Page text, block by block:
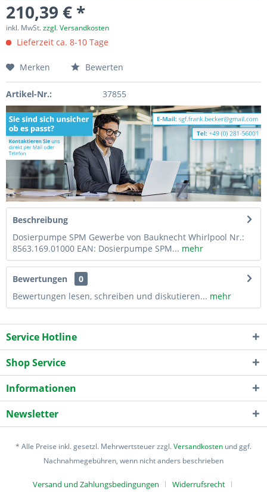
210,39 € *
inkl. MwSt.zzgl. Versandkosten
Lieferzeit ca. 8-10 Tage
Merken Bewerten
Artikel-Nr.: 37855
Beschreibung
Dosierpumpe SPM Gewerbe von Bauknecht Whirlpool Nr.:
8563.169.01000 EAN: Dosierpumpe SPM... mehr
Bewertungen
0
Bewertungen lesen, schreiben und diskutieren... mehr
Service Hotline
Shop Service
Informationen
Newsletter
* Alle Preise inkl. gesetzl. Mehrwertsteuer zzgl.Versandkosten und ggf.
Nachnahmegebühren, wenn nicht anders beschrieben
Versand und Zahlungsbedingungen Widerrufsrecht